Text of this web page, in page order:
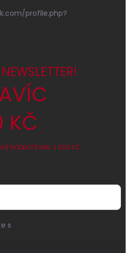
profile.php?
KČ
HODNOTĚ MIN. 2 500 KČ
s